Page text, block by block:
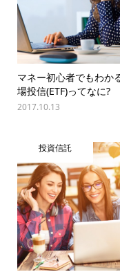
マネー初心者でもわか
場投信(ETF)ってなに?
2017.10.13
投資信託